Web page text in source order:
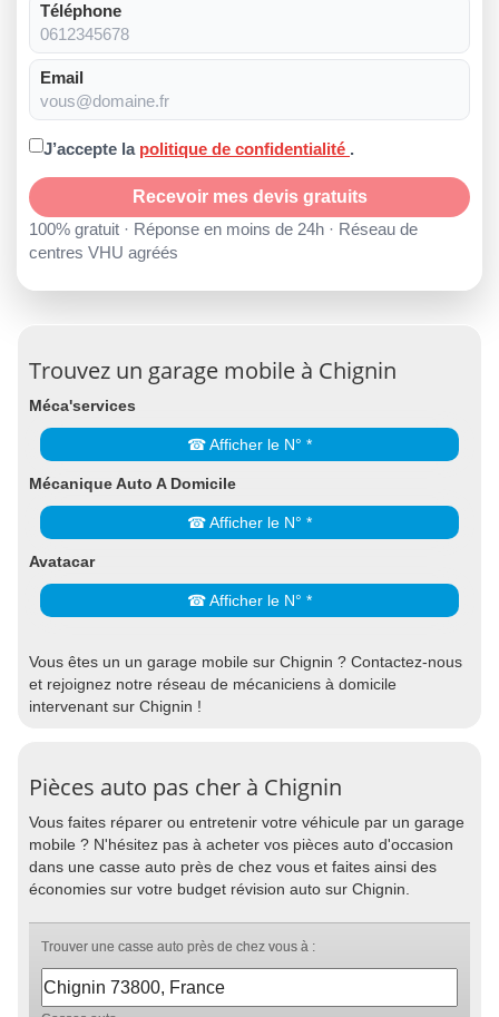
Téléphone
Email
J’accepte la politique de confidentialité .
Recevoir mes devis gratuits
100% gratuit · Réponse en moins de 24h · Réseau de
centres VHU agréés
Trouvez un garage mobile à Chignin
Méca'services
☎ Afficher le N° *
Mécanique Auto A Domicile
☎ Afficher le N° *
Avatacar
☎ Afficher le N° *
Vous êtes un un garage mobile sur Chignin ? Contactez-nous
et rejoignez notre réseau de mécaniciens à domicile
intervenant sur Chignin !
Pièces auto pas cher à Chignin
Vous faites réparer ou entretenir votre véhicule par un garage
mobile ? N'hésitez pas à acheter vos pièces auto d'occasion
dans une casse auto près de chez vous et faites ainsi des
économies sur votre budget révision auto sur Chignin.